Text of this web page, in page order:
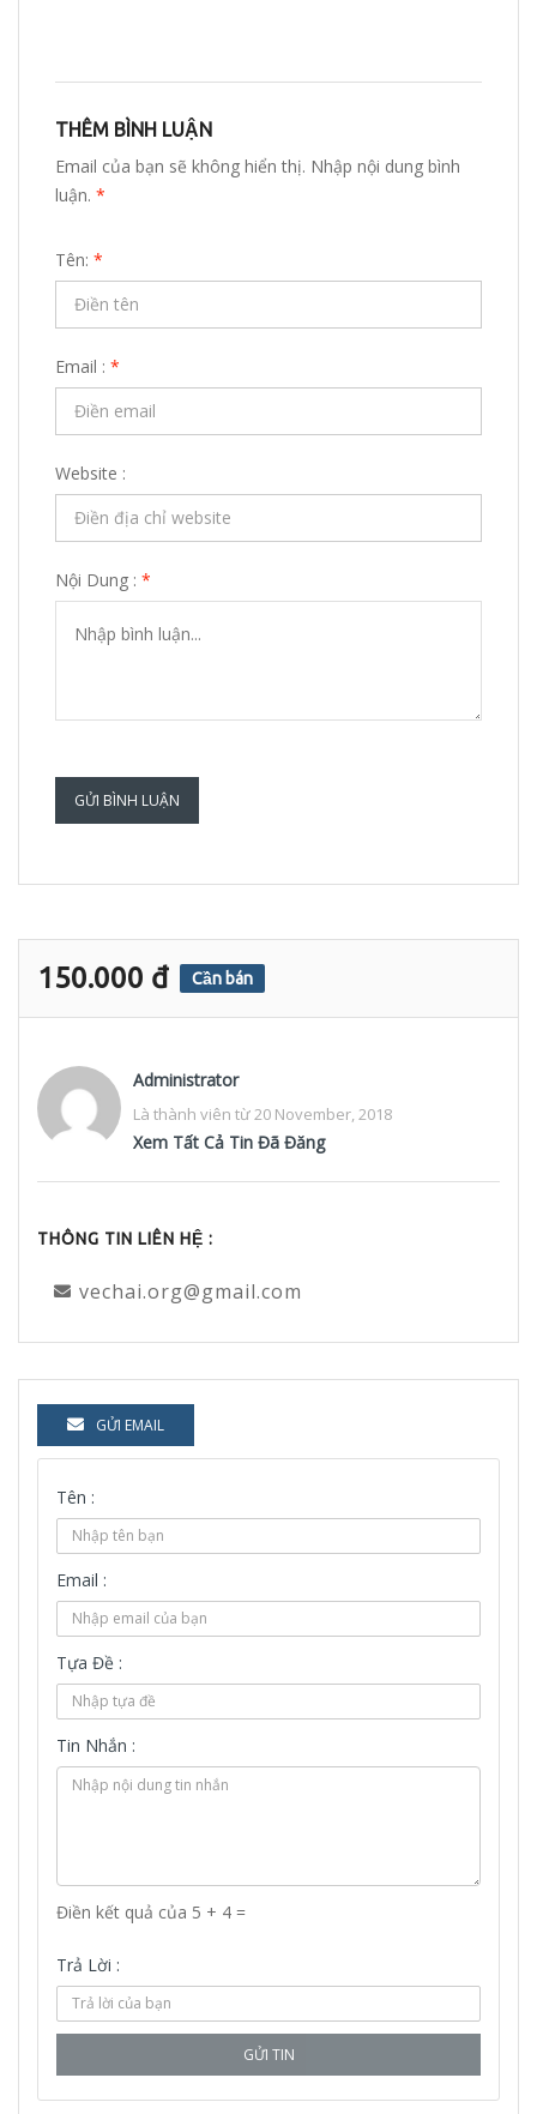
THÊM BÌNH LUẬN
Email của bạn sẽ không hiển thị. Nhập nội dung bình
luận. *
Tên: *
Email : *
Website :
Nội Dung : *
GỬI BÌNH LUẬN
150.000 đ Cần bán
Administrator
Là thành viên từ 20 November, 2018
Xem Tất Cả Tin Đã Đăng
THÔNG TIN LIÊN HỆ :
vechai.org@gmail.com
GỬI EMAIL
Tên :
Email :
Tựa Đề :
Tin Nhắn :
Điền kết quả của 5 + 4 =
Trả Lời :
GỬI TIN